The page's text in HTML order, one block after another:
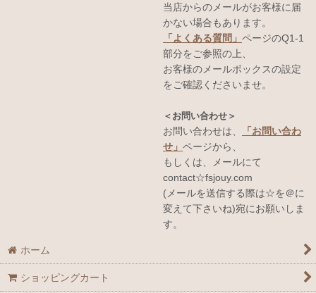
当店からのメールがお客様に届
かない場合もあります。
「よくある質問」 ページのQ1-1
部分をご参照の上、
お客様のメールボックスの設定
をご確認くださいませ。
＜お問い合わせ＞
お問い合わせは、
「お問い合わ
せ」 ページから、
もしくは、メールにて
contact☆fsjouy.com
(メールを送信する際は☆を＠に
変えて下さいね)宛にお願いしま
す。
ホーム
ショッピングカート